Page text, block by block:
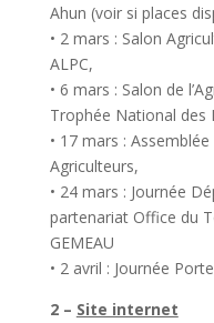
Ahun (voir si places
• 2 mars : Salon
ALPC,
• 6 mars : Salon de
Trophée National des
• 17 mars :
Agriculteurs,
• 24 mars : Journée
partenariat Office du
GEMEAU
• 2 avril : Journée
2 – Site internet